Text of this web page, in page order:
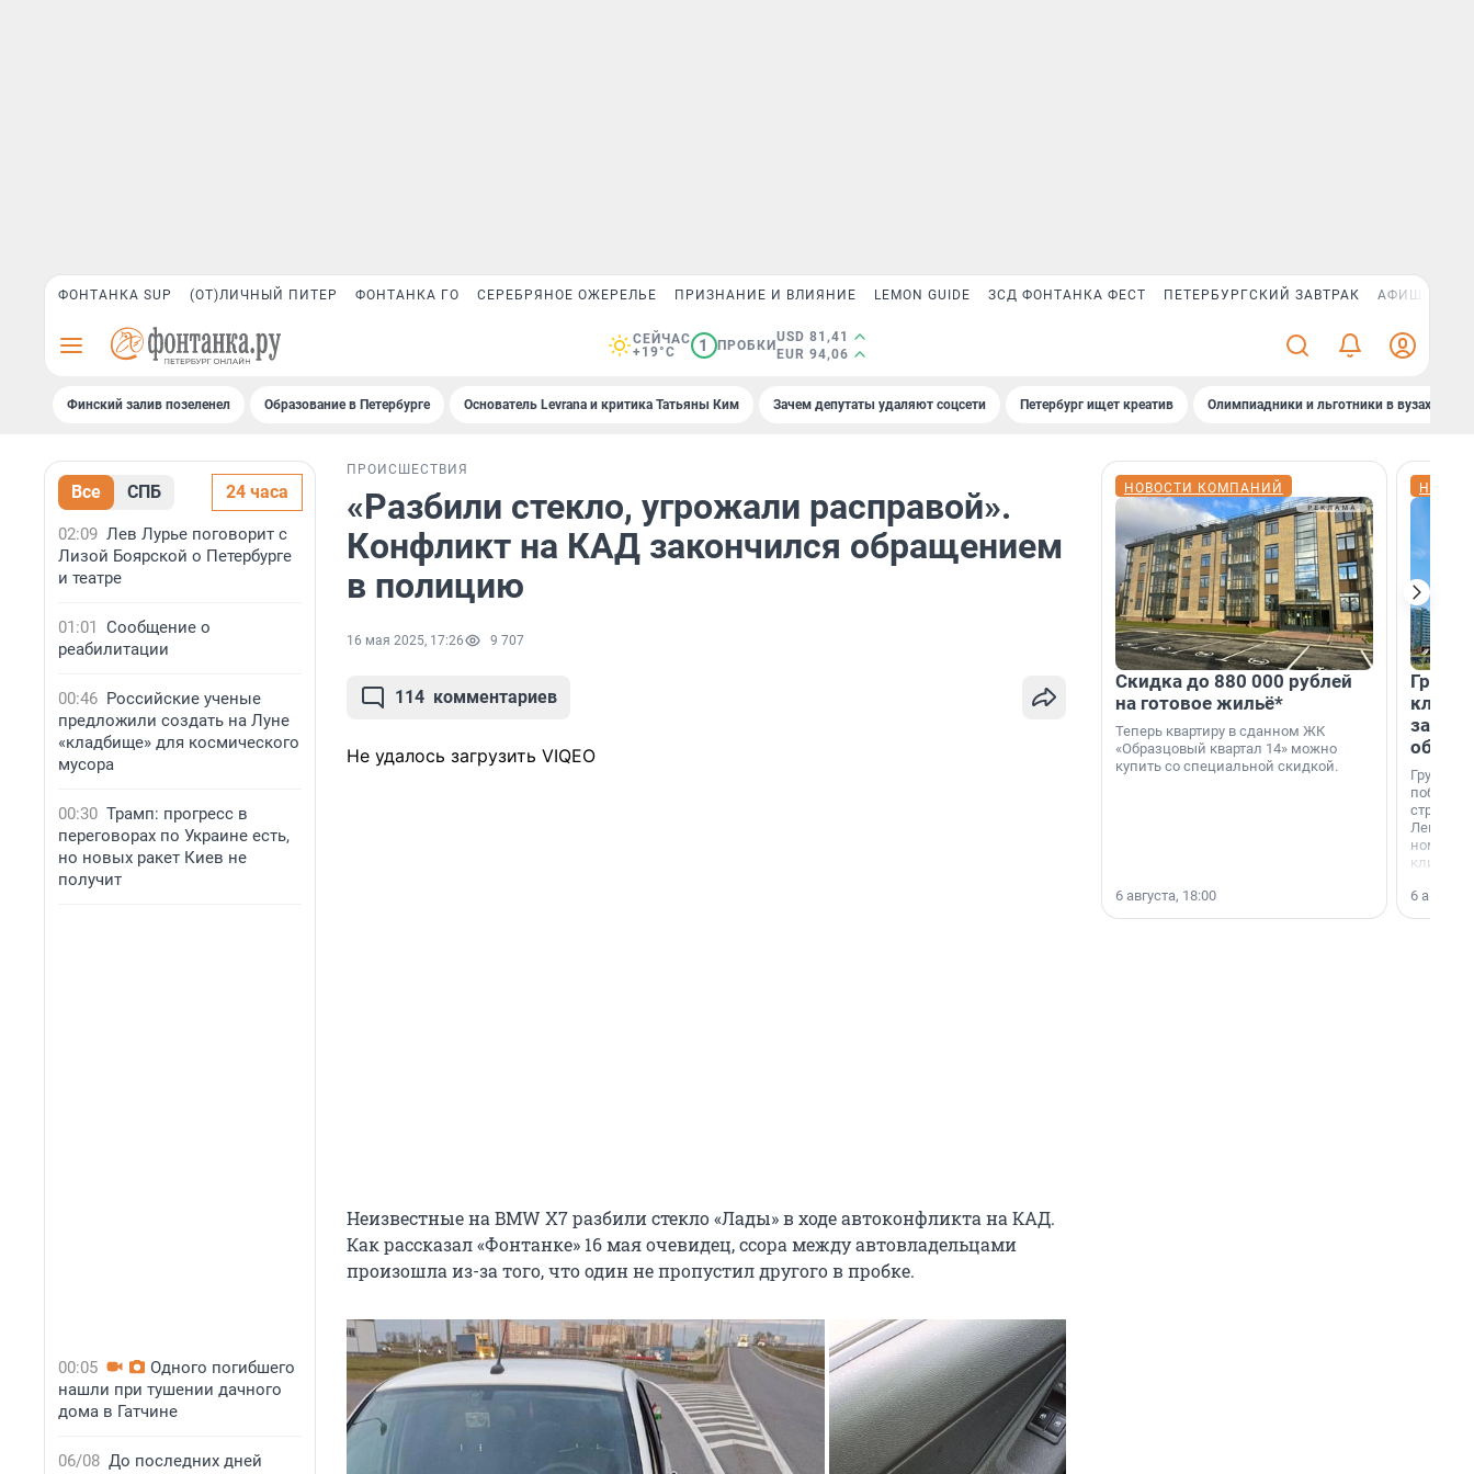
ФОНТАНКА SUP (ОТ)ЛИЧНЫЙ ПИТЕР ФОНТАНКА ГО СЕРЕБРЯНОЕ ОЖЕРЕЛЬЕ ПРИЗНАНИЕ И ВЛИЯНИЕ LEMON GUIDE ЗСД ФОНТАНКА ФЕСТ ПЕТЕРБУРГСКИЙ ЗАВТРАК АФИША PLUS
СЕЙЧАС
+19°C
1 ПРОБКИ
USD 81,41
EUR 94,06
Финский залив позеленел Образование в Петербурге Основатель Levrana и критика Татьяны Ким Зачем депутаты удаляют соцсети Петербург ищет креатив Олимпиадники и льготники в вузах СПб
Все СПБ 24 часа
02:09 Лев Лурье поговорит с
Лизой Боярской о Петербурге
и театре
01:01 Сообщение о
реабилитации
00:46 Российские ученые
предложили создать на Луне
«кладбище» для космического
мусора
00:30 Трамп: прогресс в
переговорах по Украине есть,
но новых ракет Киев не
получит
00:05
Одного погибшего
нашли при тушении дачного
дома в Гатчине
06/08 До последних дней
ПРОИСШЕСТВИЯ
«Разбили стекло, угрожали расправой».
Конфликт на КАД закончился обращением
в полицию
16 мая 2025, 17:26 9 707
114 комментариев
Не удалось загрузить VIQEO
Неизвестные на BMW X7 разбили стекло «Лады» в ходе автоконфликта на КАД.
Как рассказал «Фонтанке» 16 мая очевидец, ссора между автовладельцами
произошла из-за того, что один не пропустил другого в пробке.
НОВОСТИ КОМПАНИЙ
Скидка до 880 000 рублей
на готовое жильё*
Теперь квартиру в сданном ЖК
«Образцовый квартал 14» можно
купить со специальной скидкой.
6 августа, 18:00
Группа
области».
6